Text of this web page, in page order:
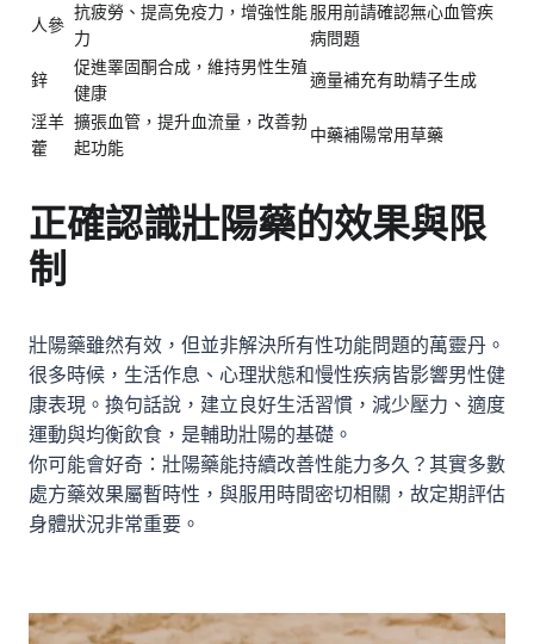
人參
抗疲勞、提高免疫力，增強性能
力
服用前請確認無心血管疾
病問題
鋅
促進睪固酮合成，維持男性生殖
健康
適量補充有助精子生成
淫羊
藿
擴張血管，提升血流量，改善勃
起功能
中藥補陽常用草藥
正確認識壯陽藥的效果與限
制
壯陽藥雖然有效，但並非解決所有性功能問題的萬靈丹。
很多時候，生活作息、心理狀態和慢性疾病皆影響男性健
康表現。換句話說，建立良好生活習慣，減少壓力、適度
運動與均衡飲食，是輔助壯陽的基礎。
你可能會好奇：壯陽藥能持續改善性能力多久？其實多數
處方藥效果屬暫時性，與服用時間密切相關，故定期評估
身體狀況非常重要。